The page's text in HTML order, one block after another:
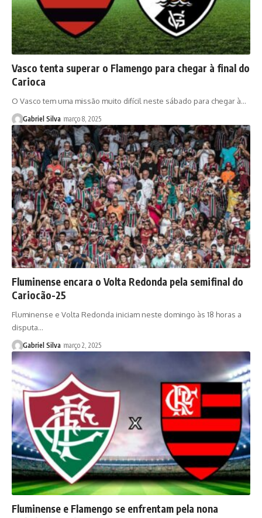
Vasco tenta superar o Flamengo para chegar à final do
Carioca
O Vasco tem uma missão muito difícil neste sábado para chegar à…
Gabriel Silva março 8, 2025
Fluminense encara o Volta Redonda pela semifinal do
Cariocão-25
Fluminense e Volta Redonda iniciam neste domingo às 18 horas a
disputa…
Gabriel Silva março 2, 2025
Fluminense e Flamengo se enfrentam pela nona